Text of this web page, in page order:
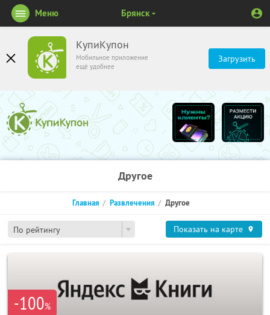
КупиКупон
Мобильное приложение
ещё удобнее
Загрузить
Меню Брянск
Другое
По рейтингу
Главная Развлечения Другое
Показать на карте
-100%